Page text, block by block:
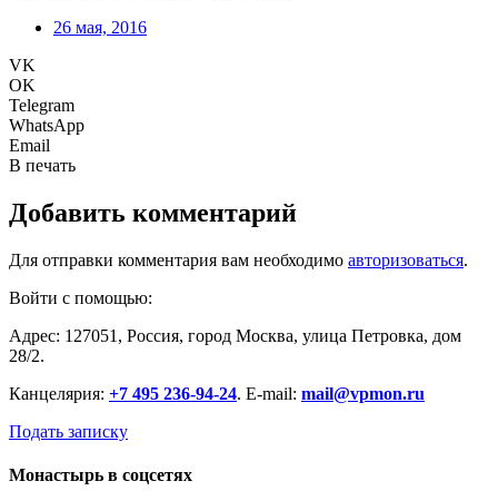
26 мая, 2016
VK
OK
Telegram
WhatsApp
Email
В печать
Добавить комментарий
Для отправки комментария вам необходимо авторизоваться.
Войти с помощью:
Адрес: 127051, Россия, город Москва, улица Петровка, дом
28/2.
Канцелярия: +7 495 236-94-24. E-mail: mail@vpmon.ru
Подать записку
Монастырь в соцсетях